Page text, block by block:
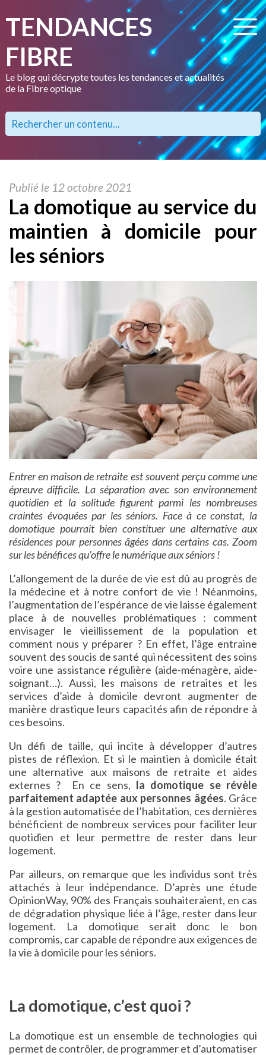
TENDANCES
FIBRE
Le blog qui décrypte toutes les tendances et actualités
de la Fibre optique
Publié le 12 octobre 2021
La domotique au service du
maintien à domicile pour
les séniors
Entrer en maison de retraite est souvent perçu comme une
épreuve difficile. La séparation avec son environnement
quotidien et la solitude figurent parmi les nombreuses
craintes évoquées par les séniors. Face à ce constat, la
domotique pourrait bien constituer une alternative aux
résidences pour personnes âgées dans certains cas. Zoom
sur les bénéfices qu’offre le numérique aux séniors !
L’allongement de la durée de vie est dû au progrès de
la médecine et à notre confort de vie ! Néanmoins,
l’augmentation de l’espérance de vie laisse également
place à de nouvelles problématiques : comment
envisager le vieillissement de la population et
comment nous y préparer ? En effet, l’âge entraine
souvent des soucis de santé qui nécessitent des soins
voire une assistance régulière (aide-ménagère, aide-
soignant…). Aussi, les maisons de retraites et les
services d’aide à domicile devront augmenter de
manière drastique leurs capacités afin de répondre à
ces besoins.
Un défi de taille, qui incite à développer d’autres
pistes de réflexion. Et si le maintien à domicile était
une alternative aux maisons de retraite et aides
externes ? En ce sens, la domotique se révèle
parfaitement adaptée aux personnes âgées. Grâce
à la gestion automatisée de l’habitation, ces dernières
bénéficient de nombreux services pour faciliter leur
quotidien et leur permettre de rester dans leur
logement.
Par ailleurs, on remarque que les individus sont très
attachés à leur indépendance. D’après une étude
OpinionWay, 90% des Français souhaiteraient, en cas
de dégradation physique liée à l’âge, rester dans leur
logement. La domotique serait donc le bon
compromis, car capable de répondre aux exigences de
la vie à domicile pour les séniors.
La domotique, c’est quoi ?
La domotique est un ensemble de technologies qui
permet de contrôler, de programmer et d’automatiser